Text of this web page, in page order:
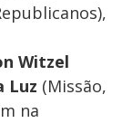
Witzel
Luz (Missão,
na